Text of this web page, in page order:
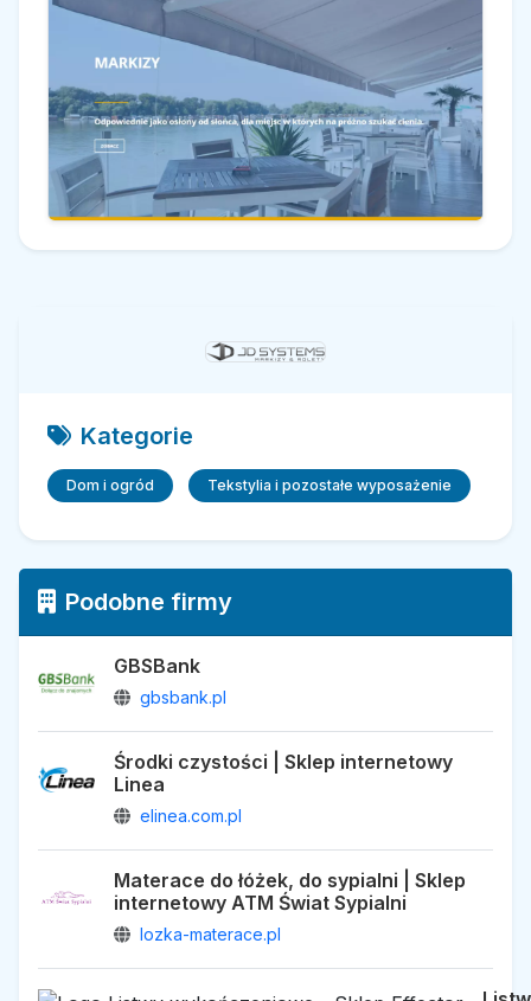
Kategorie
Dom i ogród Tekstylia i pozostałe wyposażenie
Podobne firmy
GBSBank
gbsbank.pl
Środki czystości | Sklep internetowy
Linea
elinea.com.pl
Materace do łóżek, do sypialni | Sklep
internetowy ATM Świat Sypialni
lozka-materace.pl